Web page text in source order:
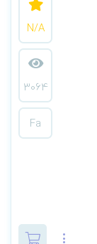
N/A
3064
Fa